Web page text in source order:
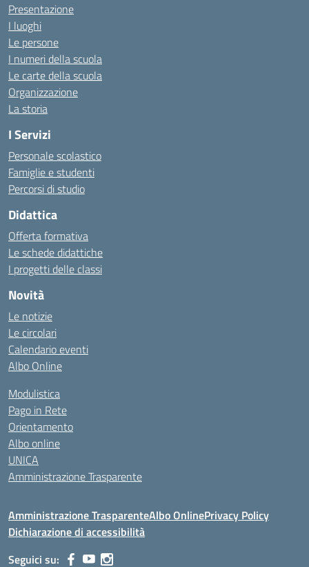
Presentazione
I luoghi
Le persone
I numeri della scuola
Le carte della scuola
Organizzazione
La storia
I Servizi
Personale scolastico
Famiglie e studenti
Percorsi di studio
Didattica
Offerta formativa
Le schede didattiche
I progetti delle classi
Novità
Le notizie
Le circolari
Calendario eventi
Albo Online
Modulistica
Pago in Rete
Orientamento
Albo online
UNICA
Amministrazione Trasparente
Amministrazione TrasparenteAlbo OnlinePrivacy Policy
Dichiarazione di accessibilità
Seguici su: